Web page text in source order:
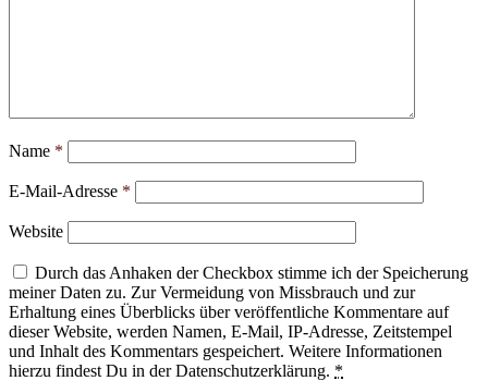
Name *
E-Mail-Adresse *
Website
Durch das Anhaken der Checkbox stimme ich der Speicherung
meiner Daten zu. Zur Vermeidung von Missbrauch und zur
Erhaltung eines Überblicks über veröffentliche Kommentare auf
dieser Website, werden Namen, E-Mail, IP-Adresse, Zeitstempel
und Inhalt des Kommentars gespeichert. Weitere Informationen
hierzu findest Du in der Datenschutzerklärung. *